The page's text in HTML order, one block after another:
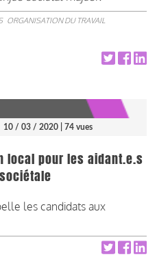
ORGANISATION DU TRAVAIL
10 / 03 / 2020 | 74 vues
local pour les aidant.e.s
les candidats aux